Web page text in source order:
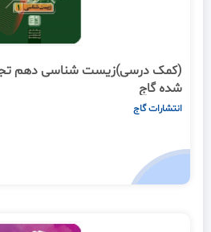
شده گاج
انتشارات گاج